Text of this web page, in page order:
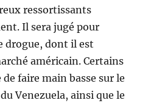
ressortissants
Il sera jugé pour
dont il est
américain. Certains
faire main basse sur le
Venezuela, ainsi que le